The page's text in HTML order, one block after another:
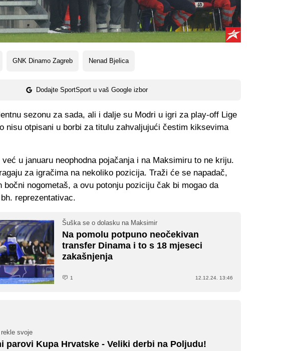
GNK Dinamo Zagreb Nenad Bjelica
Dodajte SportSport u vaš Google izbor
sezonu za sada, ali i dalje su Modri u igri za play-off Lige
nisu otpisani u borbi za titulu zahvaljujući čestim kiksevima
u januaru neophodna pojačanja i na Maksimiru to ne kriju.
za igračima na nekoliko pozicija. Traži će se napadač,
bočni nogometaš, a ovu potonju poziciju čak bi mogao da
reprezentativac.
Šuška se o dolasku na Maksimir
Na pomolu potpuno neočekivan
transfer Dinama i to s 18 mjeseci
zakašnjenja
1 12.12.24. 13:46
svoje
parovi Kupa Hrvatske - Veliki derbi na Poljudu!